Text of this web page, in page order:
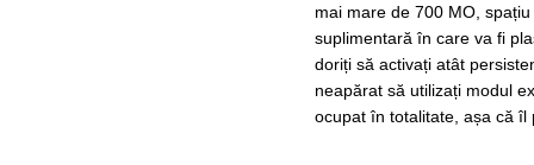
mai mare de 700 MO,
suplimentară în care va fi
doriți să activați atât
neapărat să utilizați modul
ocupat în totalitate, așa că îl